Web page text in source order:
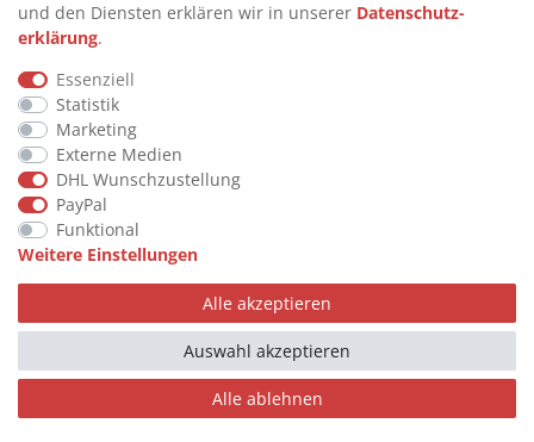
>
WIDERRUFSFORMULAR
IMPRESSUM
>
DATENSCHUTZERKLÄRUNG
>
AGB
>
KONTAKT
© Copyright 2026 by STU Tanktechnik
Alle Rechte vorbehalten.
und den Diensten erklären wir in unserer Daten­schutz­
erklärung.
Essenziell
Statistik
Marketing
Externe Medien
DHL Wunschzustellung
PayPal
Funktional
Weitere Einstellungen
Alle akzeptieren
Alle ablehnen
Auswahl akzeptieren